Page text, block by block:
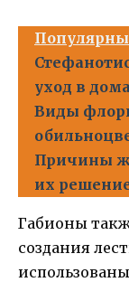
уход в
Виды
Причины
их
Габионы
создания